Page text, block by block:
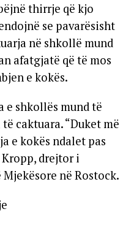
thirrje që kjo
se pavarësisht
në shkollë mund
afatgjatë që të mos
e kokës.
e shkollës mund të
caktuara. “Duket më
e kokës ndalet pas
drejtor i
në Rostock.